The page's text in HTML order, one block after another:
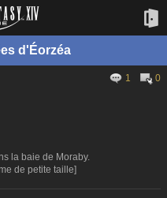
d'Éorzéa
1 0
la baie de Moraby.
de petite taille]